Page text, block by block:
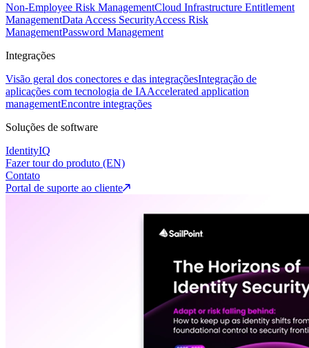
Non-Employee Risk ManagementCloud Infrastructure Entitlement
ManagementData Access SecurityAccess Risk
ManagementPassword Management
Integrações
Visão geral dos conectores e das integraçõesIntegração de
aplicações com tecnologia de IAAccelerated application
managementEncontre integrações
Soluções de software
IdentityIQ
Fazer tour do produto (EN)
Contato
Portal de suporte ao cliente